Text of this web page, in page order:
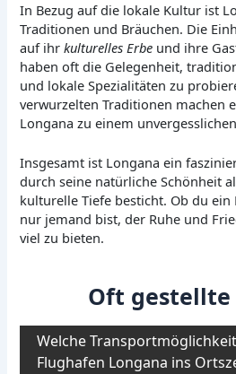
In Bezug auf die lokale Kultur ist
Traditionen und Bräuchen. Die
auf ihrkulturelles Erbe und ihre
haben oft die Gelegenheit,
und lokale Spezialitäten zu
verwurzelten Traditionen machen
Longana zu einem
Insgesamt ist Longana ein
durch seine natürliche Schönheit
kulturelle Tiefe besticht. Ob du ein
nur jemand bist, der Ruhe und
viel zu bieten.
Oft gestellte
Welche
Flughafen Longana ins